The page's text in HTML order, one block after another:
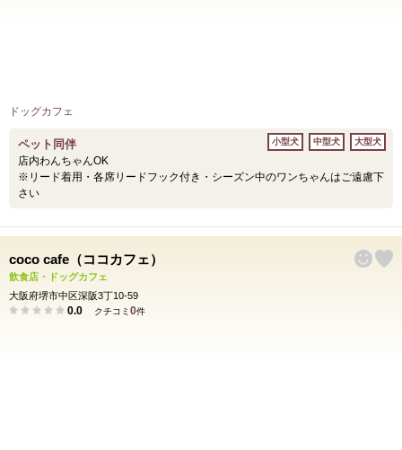
ドッグカフェ
ペット同伴
店内わんちゃんOK
※リード着用・各席リードフック付き・シーズン中のワンちゃんはご遠慮下
さい
小型犬 中型犬 大型犬
coco cafe（ココカフェ）
飲食店・ドッグカフェ
大阪府堺市中区深阪3丁10-59
0.0 クチコミ 0件